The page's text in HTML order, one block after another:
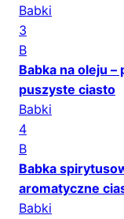
Babki
3
B
Babka na oleju
puszyste ciasto
Babki
4
B
Babka
aromatyczne
Babki